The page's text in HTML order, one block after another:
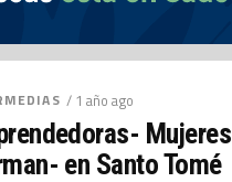
/ 1 año ago
Mujeres
en Santo Tomé